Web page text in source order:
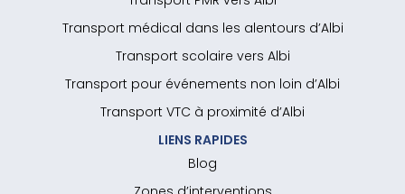
Transport médical dans les alentours d’Albi
Transport scolaire vers Albi
Transport pour événements non loin d’Albi
Transport VTC à proximité d’Albi
LIENS RAPIDES
Blog